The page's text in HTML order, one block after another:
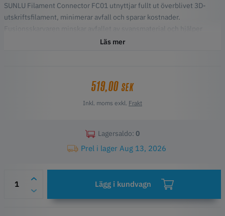
SUNLU Filament Connector FC01 utnyttjar fullt ut överblivet 3D-
utskriftsfilament, minimerar avfall och sparar kostnader.
Fusionsskarvaren minskar avfallet av svansmaterial och hjälper
användarna att spara på nya förbrukningsvaror. Uppnå effektiva
Avancerad temperaturkontroll
Läs mer
519,00 SEK
Inkl. moms exkl. Frakt
Lagersaldo: 0
Prel i lager Aug 13, 2026
Lägg i kundvagn